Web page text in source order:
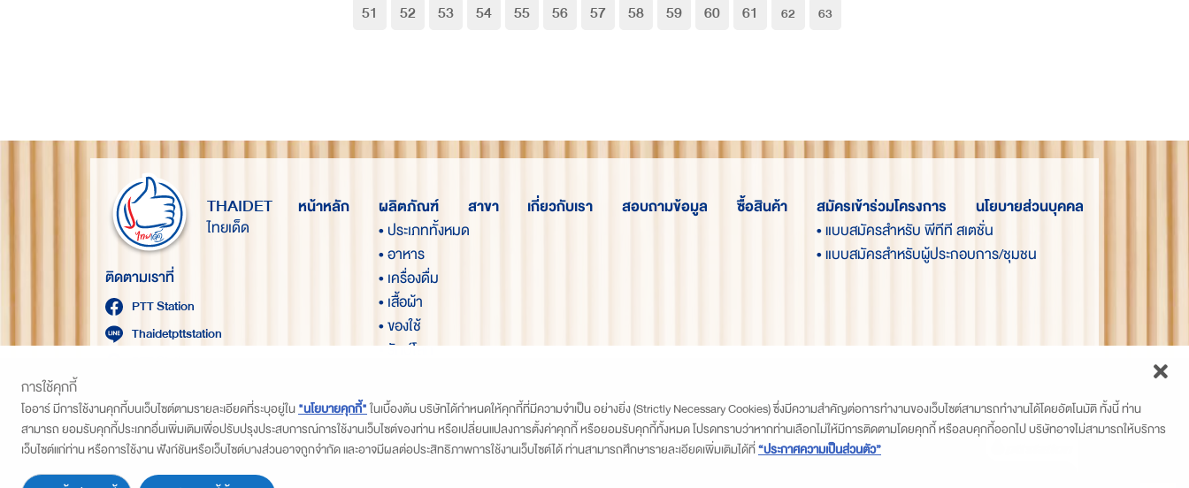
51
52 53 54 55 56 57 58 59 60 61 62 63
THAIDET
ไทยเด็ด
ติดตามเราที่
PTT Station
Thaidetpttstation
หน้าหลัก
ผลิตภัณฑ์
• ประเภททั้งหมด
• อาหาร
• เครื่องดื่ม
• เสื้อผ้า
• ของใช้
• รักษ์โลก
สาขา เกี่ยวกับเรา สอบถามข้อมูล ซื้อสินค้า
สมัครเข้าร่วมโครงการ
• แบบสมัครสำหรับ พีทีที สเตชั่น
• แบบสมัครสำหรับผู้ประกอบการ/ชุมชน
นโยบายส่วนบุคคล
การใช้คุกกี้
โออาร์ มีการใช้งานคุกกี้บนเว็บไซต์ตามรายละเอียดที่ระบุอยู่ใน"นโยบายคุกกี้"ในเบื้องต้น บริษัทได้กำหนดให้คุกกี้ที่มีความจำเป็น อย่างยิ่ง (Strictly Necessary Cookies) ซึ่งมีความสำคัญต่อการทำงานของเว็บไซต์สามารถทำงานได้โดยอัตโนมัติ ทั้งนี้ ท่าน
สามารถ ยอมรับคุกกี้ประเภทอื่นเพิ่มเติมเพื่อปรับปรุงประสบการณ์การใช้งานเว็บไซต์ของท่าน หรือเปลี่ยนแปลงการตั้งค่าคุกกี้ หรือยอมรับคุกกี้ทั้งหมด โปรดทราบว่าหากท่านเลือกไม่ให้มีการติดตามโดยคุกกี้ หรือลบคุกกี้ออกไป บริษัทอาจไม่สามารถให้บริการ
เว็บไซต์แก่ท่าน หรือการใช้งาน ฟังก์ชันหรือเว็บไซต์บางส่วนอาจถูกจำกัด และอาจมีผลต่อประสิทธิภาพการใช้งานเว็บไซต์ได้ ท่านสามารถศึกษารายละเอียดเพิ่มเติมได้ที่“ประกาศความเป็นส่วนตัว”